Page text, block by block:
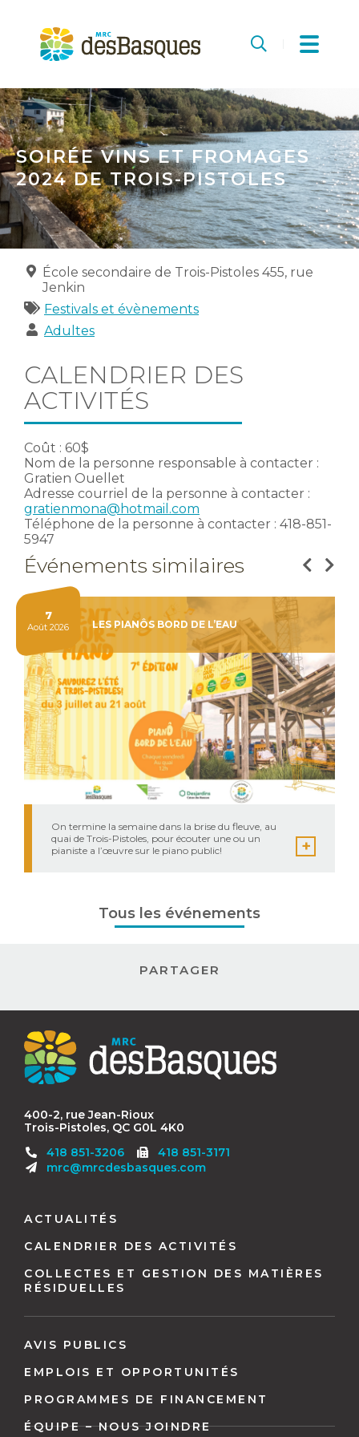
des
Basques
Recherche
SOIRÉE VINS ET FROMAGES
2024 DE TROIS-PISTOLES
LieuÉcole secondaire de Trois-Pistoles 455, rue
Jenkin
Catégories
Festivals et évènements
Publics
Adultes
CALENDRIER DES
ACTIVITÉS
Coût : 60$
Nom de la personne responsable à contacter :
Gratien Ouellet
Adresse courriel de la personne à contacter :
gratienmona@hotmail.com
Téléphone de la personne à contacter : 418-851-
5947
Événements similaires
LES PIANÔS BORD DE L’EAU
7
Août 2026
On termine la semaine dans la brise du fleuve, au
quai de Trois-Pistoles, pour écouter une ou un
pianiste a l’œuvre sur le piano public!
Tous les événements
PARTAGER
Contact
MRC
des
Basques
400-2, rue Jean-Rioux
Trois-Pistoles, QC G0L 4K0
418 851-3206
Télécopieur
:
418 851-3171
mrc@mrcdesbasques.com
pied
de
page
ACTUALITÉS
CALENDRIER DES ACTIVITÉS
COLLECTES ET GESTION DES MATIÈRES
RÉSIDUELLES
AVIS PUBLICS
EMPLOIS ET OPPORTUNITÉS
PROGRAMMES DE FINANCEMENT
ÉQUIPE – NOUS JOINDRE